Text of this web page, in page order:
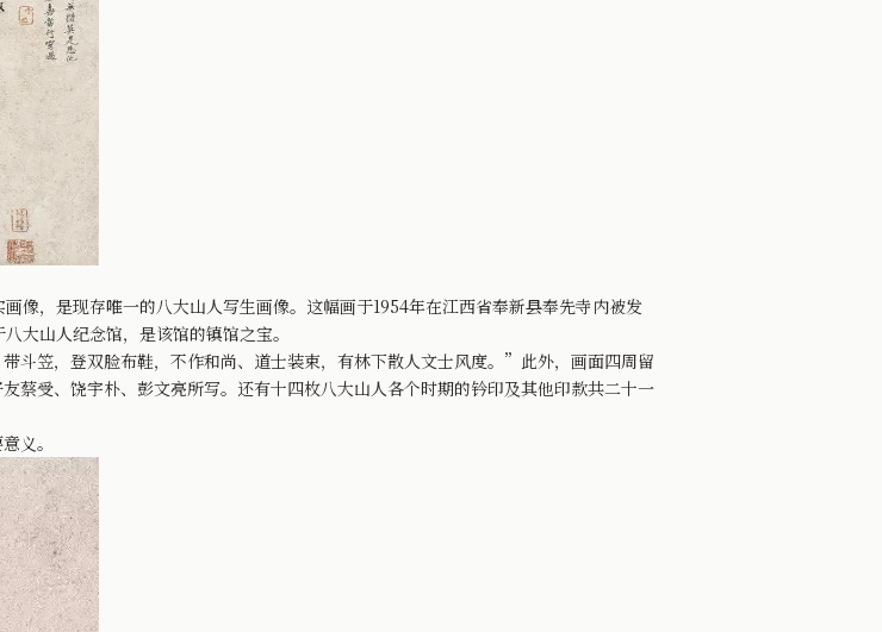
，是现存唯一的八大山人写生画像。这幅画于1954年在江西省奉新县奉先寺内被发
大山人纪念馆，是该馆的镇馆之宝。
笠，登双脸布鞋，不作和尚、道士装束，有林下散人文士风度。”此外，画面四周留
蔡受、饶宇朴、彭文亮所写。还有十四枚八大山人各个时期的钤印及其他印款共二十一
义。